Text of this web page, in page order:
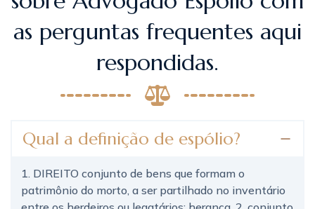
as perguntas frequentes aqui
respondidas.
Qual a definição de espólio?
1. DIREITO conjunto de bens que formam o
patrimônio do morto, a ser partilhado no inventário